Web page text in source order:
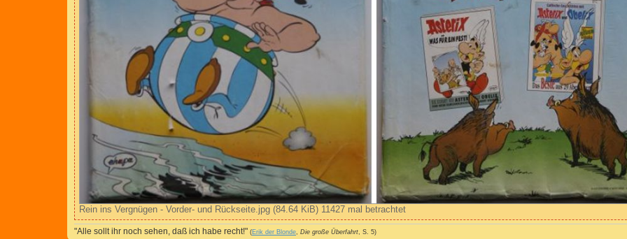
Rein ins Vergnügen - Vorder- und Rückseite.jpg (84.64 KiB) 11427 mal betrachtet
"Alle sollt ihr noch sehen, daß ich habe recht!" (Erik der Blonde, Die große Überfahrt, S. 5)